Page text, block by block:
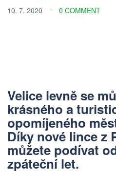
10. 7. 2020 0 COMMENT
Velice levně se
krásného a
opomíjeného
Díky nové lince z
můžete podívat
zpáteční let.